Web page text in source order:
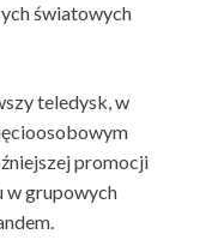
światowych
teledysk, w
promocji
w grupowych